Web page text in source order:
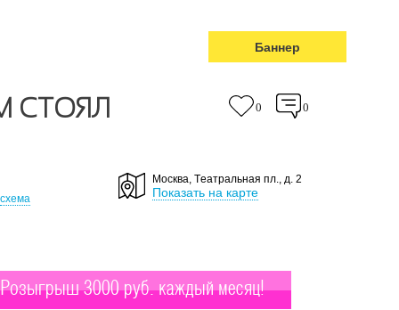
Баннер
СТОЯЛ 0 0
схема
Москва, Tеатральная пл., д. 2
Показать на карте
Розыгрыш 3000 руб. каждый месяц!